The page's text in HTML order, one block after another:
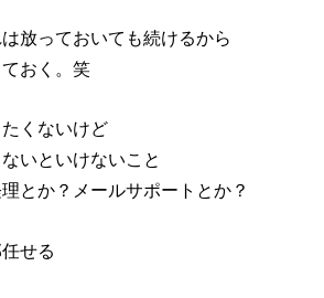
は放っておいても続けるから
おく。笑
くないけど
いといけないこと
とか？メールサポートとか？
せる